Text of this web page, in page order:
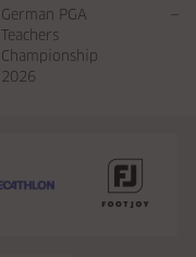
German PGA
Teachers
Championship
2026
—